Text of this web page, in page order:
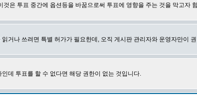
은 투표 중간에 옵션등을 바꿈으로써 투표에 영향을 주는 것을 막고자
거나 쓰려면 특별 허가가 필요한데, 오직 게시판 관리자와 운영자만이
데 투표를 할 수 없다면 해당 권한이 없는 것입니다.